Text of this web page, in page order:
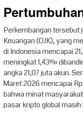
Perkembangan tersebut
Keuangan (OJK), yang
di Indonesia mencapai
meningkat 1,43%
angka 21,07 juta akun.
Maret 2026 mencapai
bahwa minat
pasar kripto global